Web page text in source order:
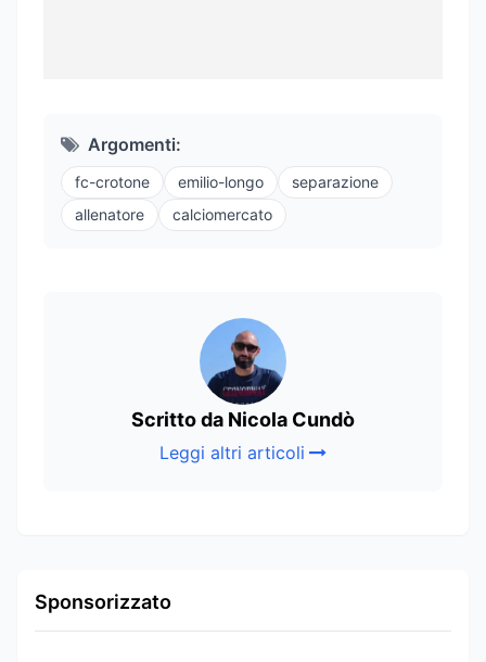
Argomenti:
fc-crotone emilio-longo
separazione
allenatore
calciomercato
Scritto da Nicola Cundò
Leggi altri articoli
Sponsorizzato